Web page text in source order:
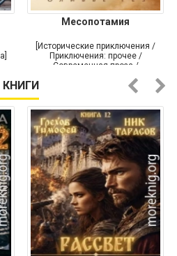
Месопотамия
[Исторические приключения /
Приключения: прочее /
Современная проза /